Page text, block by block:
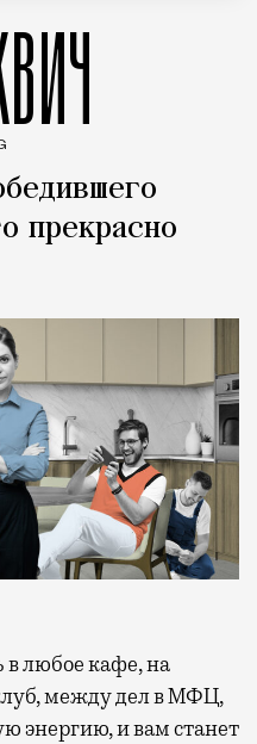
прекрасно
между дел в МФЦ,
энергию, и вам станет